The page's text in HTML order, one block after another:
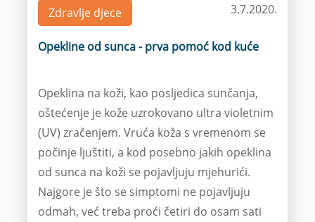
3.7.2020.
Zdravlje djece
Opekline od sunca - prva pomoć kod kuće
Opeklina na koži, kao posljedica sunčanja,
oštećenje je kože uzrokovano ultra violetnim
(UV) zračenjem. Vruća koža s vremenom se
počinje ljuštiti, a kod posebno jakih opeklina
od sunca na koži se pojavljuju mjehurići.
Najgore je što se simptomi ne pojavljuju
odmah, već treba proći četiri do osam sati